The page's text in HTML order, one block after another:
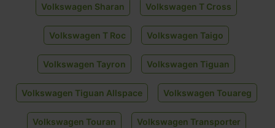
Volkswagen Sharan Volkswagen T Cross
Volkswagen T Roc Volkswagen Taigo
Volkswagen Tayron Volkswagen Tiguan
Volkswagen Tiguan Allspace Volkswagen Touareg
Volkswagen Touran Volkswagen Transporter